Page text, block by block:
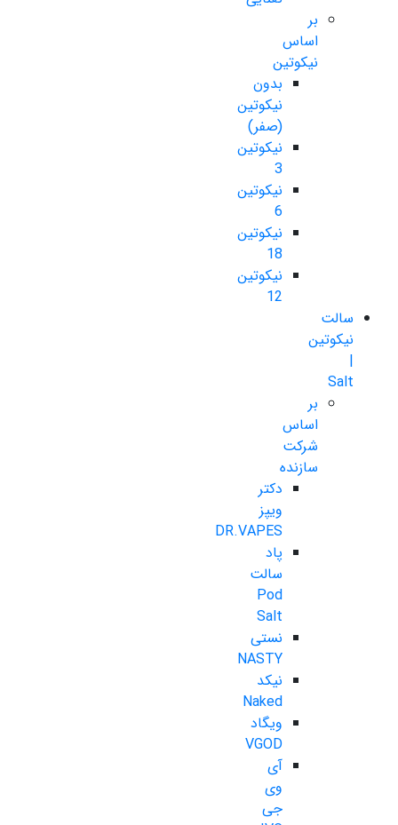
بر
اساس
نیکوتین
بدون
نیکوتین
(صفر)
نیکوتین
3
نیکوتین
6
نیکوتین
18
نیکوتین
12
سالت
نیکوتین
|
Salt
بر
اساس
شرکت
سازنده
دکتر
ویپز
DR.VAPES
پاد
سالت
Pod
Salt
نستی
NASTY
نیکد
Naked
ویگاد
VGOD
آی
وی
جی